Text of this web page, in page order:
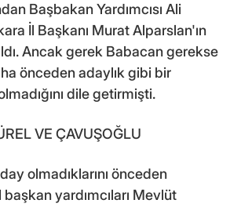
Başbakan Yardımcısı Ali
İl Başkanı Murat Alparslan'ın
Ancak gerek Babacan gerekse
önceden adaylık gibi bir
dile getirmişti.
VE ÇAVUŞOĞLU
olmadıklarını önceden
yardımcıları Mevlüt